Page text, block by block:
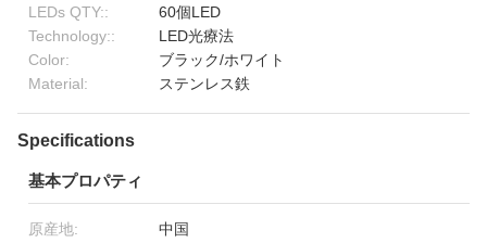
LEDs QTY::
60個LED
Technology::
LED光療法
Color:
ブラック/ホワイト
Material:
ステンレス鉄
Specifications
基本プロパティ
原産地:
中国